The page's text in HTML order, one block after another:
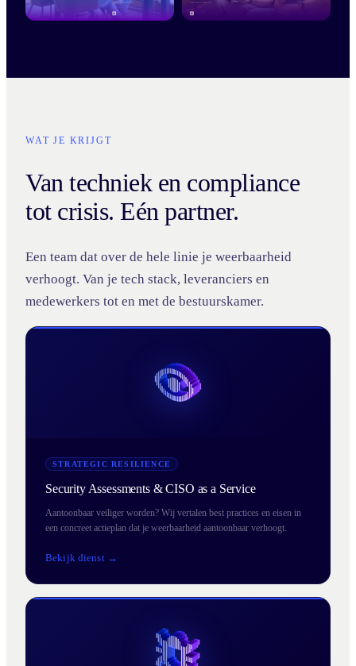
WAT JE KRIJGT
Van techniek en compliance
tot crisis. Eén partner.
Een team dat over de hele linie je weerbaarheid
verhoogt. Van je tech stack, leveranciers en
medewerkers tot en met de bestuurskamer.
STRATEGIC RESILIENCE
Security Assessments & CISO as a Service
Aantoonbaar veiliger worden? Wij vertalen best practices en eisen in
een concreet actieplan dat je weerbaarheid aantoonbaar verhoogt.
Bekijk dienst →